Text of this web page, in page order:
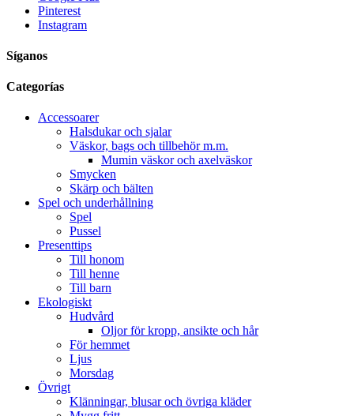
Pinterest
Instagram
Síganos
Categorías
Accessoarer
Halsdukar och sjalar
Väskor, bags och tillbehör m.m.
Mumin väskor och axelväskor
Smycken
Skärp och bälten
Spel och underhållning
Spel
Pussel
Presenttips
Till honom
Till henne
Till barn
Ekologiskt
Hudvård
Oljor för kropp, ansikte och hår
För hemmet
Ljus
Morsdag
Övrigt
Klänningar, blusar och övriga kläder